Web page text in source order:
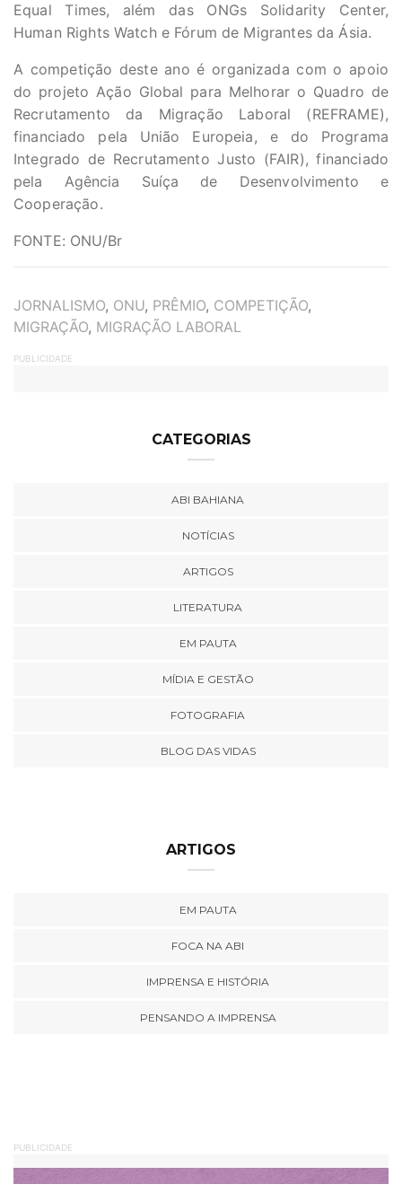
Equal Times, além das ONGs Solidarity Center,
Human Rights Watch e Fórum de Migrantes da Ásia.
A competição deste ano é organizada com o apoio
do projeto Ação Global para Melhorar o Quadro de
Recrutamento da Migração Laboral (REFRAME),
financiado pela União Europeia, e do Programa
Integrado de Recrutamento Justo (FAIR), financiado
pela Agência Suíça de Desenvolvimento e
Cooperação.
FONTE: ONU/Br
TAGS
JORNALISMO, ONU, PRÊMIO, COMPETIÇÃO,
MIGRAÇÃO, MIGRAÇÃO LABORAL
PUBLICIDADE
CATEGORIAS
ABI BAHIANA
NOTÍCIAS
ARTIGOS
LITERATURA
EM PAUTA
MÍDIA E GESTÃO
FOTOGRAFIA
BLOG DAS VIDAS
ARTIGOS
EM PAUTA
FOCA NA ABI
IMPRENSA E HISTÓRIA
PENSANDO A IMPRENSA
PUBLICIDADE